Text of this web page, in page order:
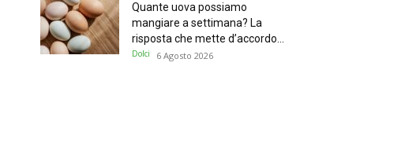
Quante uova possiamo
mangiare a settimana? La
risposta che mette d’accordo...
Dolci 6 Agosto 2026